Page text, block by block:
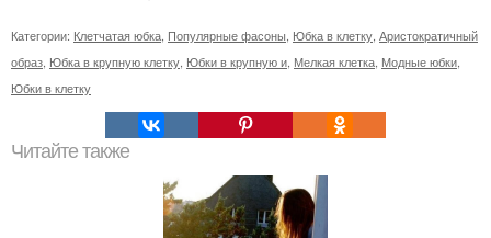
Категории: Клетчатая юбка Популярные фасоны Юбка в клетку Аристократичный
образ Юбка в крупную клетку Юбки в крупную и Мелкая клетка Модные юбки
Юбки в клетку
Читайте также